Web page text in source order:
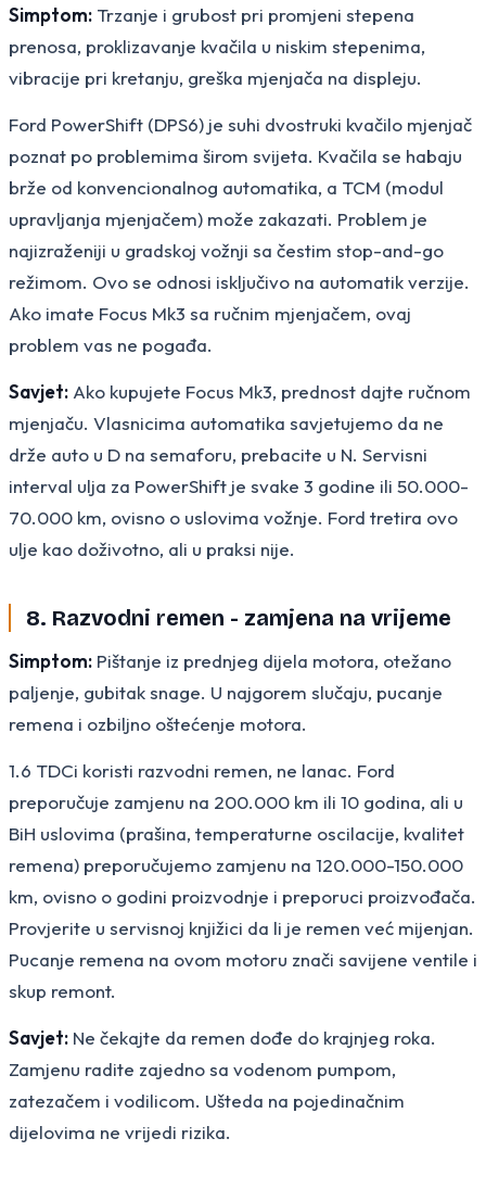
Simptom: Trzanje i grubost pri promjeni stepena
prenosa, proklizavanje kvačila u niskim stepenima,
vibracije pri kretanju, greška mjenjača na displeju.
Ford PowerShift (DPS6) je suhi dvostruki kvačilo mjenjač
poznat po problemima širom svijeta. Kvačila se habaju
brže od konvencionalnog automatika, a TCM (modul
upravljanja mjenjačem) može zakazati. Problem je
najizraženiji u gradskoj vožnji sa čestim stop-and-go
režimom. Ovo se odnosi isključivo na automatik verzije.
Ako imate Focus Mk3 sa ručnim mjenjačem, ovaj
problem vas ne pogađa.
Savjet: Ako kupujete Focus Mk3, prednost dajte ručnom
mjenjaču. Vlasnicima automatika savjetujemo da ne
drže auto u D na semaforu, prebacite u N. Servisni
interval ulja za PowerShift je svake 3 godine ili 50.000-
70.000 km, ovisno o uslovima vožnje. Ford tretira ovo
ulje kao doživotno, ali u praksi nije.
8. Razvodni remen - zamjena na vrijeme
Simptom: Pištanje iz prednjeg dijela motora, otežano
paljenje, gubitak snage. U najgorem slučaju, pucanje
remena i ozbiljno oštećenje motora.
1.6 TDCi koristi razvodni remen, ne lanac. Ford
preporučuje zamjenu na 200.000 km ili 10 godina, ali u
BiH uslovima (prašina, temperaturne oscilacije, kvalitet
remena) preporučujemo zamjenu na 120.000-150.000
km, ovisno o godini proizvodnje i preporuci proizvođača.
Provjerite u servisnoj knjižici da li je remen već mijenjan.
Pucanje remena na ovom motoru znači savijene ventile i
skup remont.
Savjet: Ne čekajte da remen dođe do krajnjeg roka.
Zamjenu radite zajedno sa vodenom pumpom,
zatezačem i vodilicom. Ušteda na pojedinačnim
dijelovima ne vrijedi rizika.